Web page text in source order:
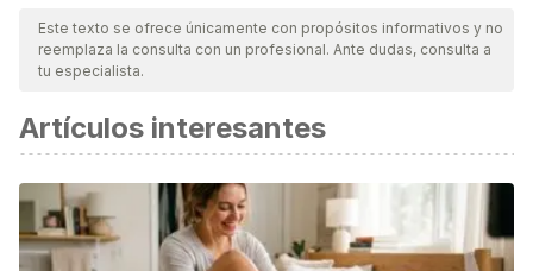
nuestro equipo, para asegurar su calidad, confiabilidad,
vigencia y validez.La bibliografía de este artículo fue
científica.
Tineo, R., & Benjamín, I.(1999). Hemorragias del primer
trimestre.
Obstetricia Moderna. 3ª edición. Caracas:
Editorial Mc Graw-Hill Interamericana, 234-239.
http://www.fertilab.net/descargables/publicaciones/
Este texto se ofrece únicamente con propósitos informativos y no
reemplaza la consulta con un profesional. Ante dudas, consulta a
tu especialista.
Artículos interesantes